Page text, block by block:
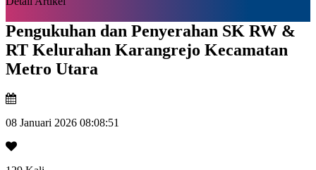
Pengukuhan dan Penyerahan SK RW &
RT Kelurahan Karangrejo Kecamatan
Metro Utara
08 Januari 2026 08:08:51